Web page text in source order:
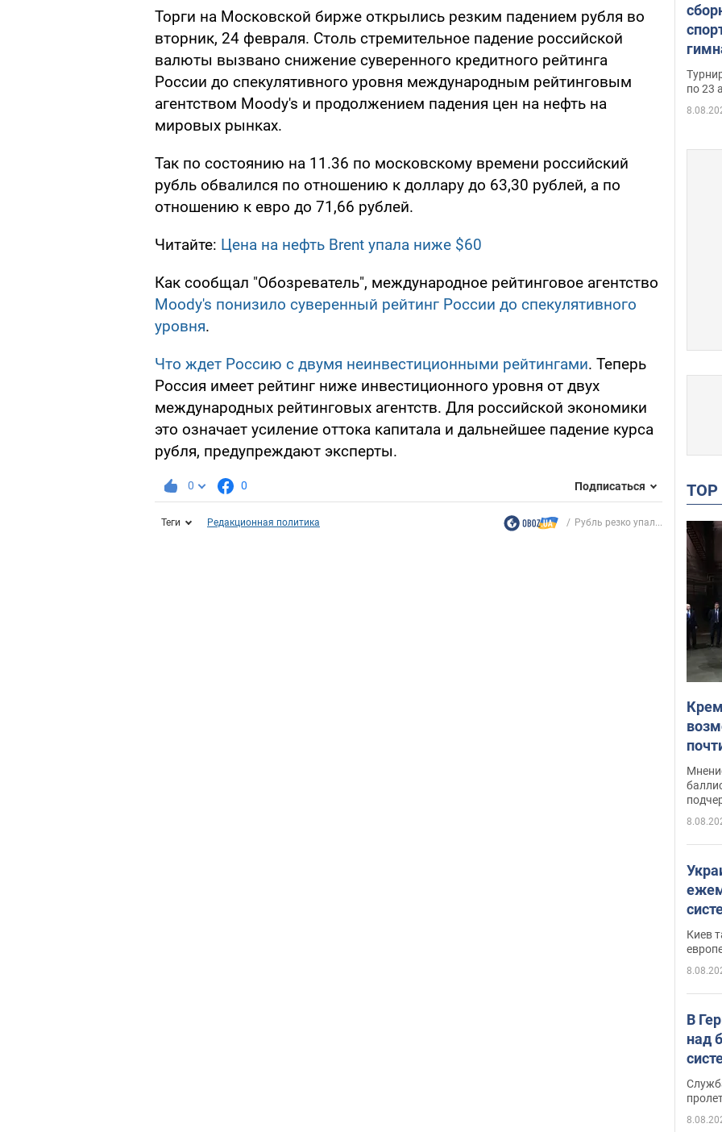
Торги на Московской бирже открылись резким падением рубля во
вторник, 24 февраля. Столь стремительное падение российской
валюты вызвано снижение суверенного кредитного рейтинга
России до спекулятивного уровня международным рейтинговым
агентством Moody's и продолжением падения цен на нефть на
мировых рынках.
Так по состоянию на 11.36 по московскому времени российский
рубль обвалился по отношению к доллару до 63,30 рублей, а по
отношению к евро до 71,66 рублей.
Читайте: Цена на нефть Brent упала ниже $60
Как сообщал "Обозреватель", международное рейтинговое агентство
Moody's понизило суверенный рейтинг России до спекулятивного
уровня.
Что ждет Россию с двумя неинвестиционными рейтингами. Теперь
Россия имеет рейтинг ниже инвестиционного уровня от двух
международных рейтинговых агентств. Для российской экономики
это означает усиление оттока капитала и дальнейшее падение курса
рубля, предупреждают эксперты.
0 0 Подписаться
Теги Редакционная политика Рубль резко упал...
на
по 23
Киев
В
над